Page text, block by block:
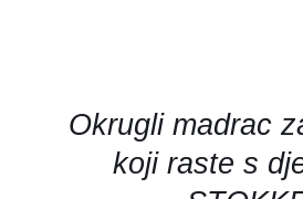
Okrugli madrac
koji raste s